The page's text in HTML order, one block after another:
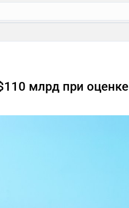
млрд при оценке